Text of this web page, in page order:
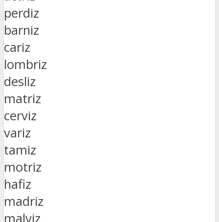
perdiz
barniz
cariz
lombriz
desliz
matriz
cerviz
variz
tamiz
motriz
hafiz
madriz
malviz